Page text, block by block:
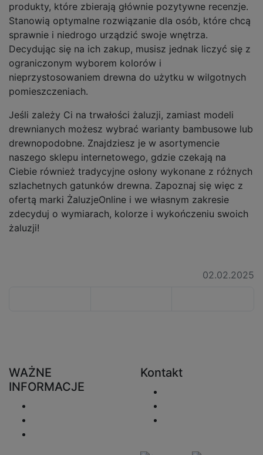
produkty, które zbierają głównie pozytywne recenzje.
Stanowią optymalne rozwiązanie dla osób, które chcą
sprawnie i niedrogo urządzić swoje wnętrza.
Decydując się na ich zakup, musisz jednak liczyć się z
ograniczonym wyborem kolorów i
nieprzystosowaniem drewna do użytku w wilgotnych
pomieszczeniach.
Jeśli zależy Ci na trwałości żaluzji, zamiast modeli
drewnianych możesz wybrać warianty bambusowe lub
drewnopodobne. Znajdziesz je w asortymencie
naszego sklepu internetowego, gdzie czekają na
Ciebie również tradycyjne osłony wykonane z różnych
szlachetnych gatunków drewna. Zapoznaj się więc z
ofertą marki ŻaluzjeOnline i we własnym zakresie
zdecyduj o wymiarach, kolorze i wykończeniu swoich
żaluzji!
02.02.2025
WAŻNE
INFORMACJE
Kontakt